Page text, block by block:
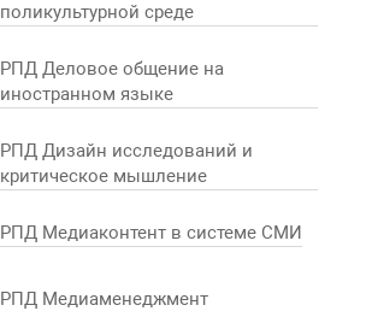
поликультурной среде
РПД Деловое общение на
иностранном языке
РПД Дизайн исследований и
критическое мышление
РПД Медиаконтент в системе СМИ
РПД Медиаменеджмент